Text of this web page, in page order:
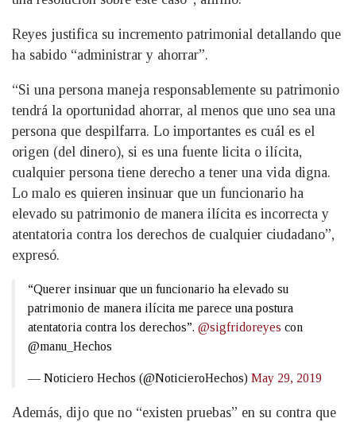
Reyes justifica su incremento patrimonial detallando que
ha sabido “administrar y ahorrar”.
“Si una persona maneja responsablemente su patrimonio
tendrá la oportunidad ahorrar, al menos que uno sea una
persona que despilfarra. Lo importantes es cuál es el
origen (del dinero), si es una fuente licita o ilícita,
cualquier persona tiene derecho a tener una vida digna.
Lo malo es quieren insinuar que un funcionario ha
elevado su patrimonio de manera ilícita es incorrecta y
atentatoria contra los derechos de cualquier ciudadano”,
expresó.
“Querer insinuar que un funcionario ha elevado su
patrimonio de manera ilícita me parece una postura
atentatoria contra los derechos”. @sigfridoreyes con
@manu_Hechos
— Noticiero Hechos (@NoticieroHechos) May 29, 2019
Además, dijo que no “existen pruebas” en su contra que